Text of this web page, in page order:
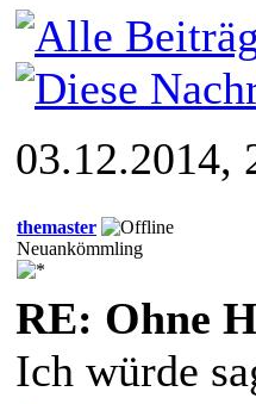
03.12.2014,
themaster
Neuankömmling
RE: Ohne
Ich würde